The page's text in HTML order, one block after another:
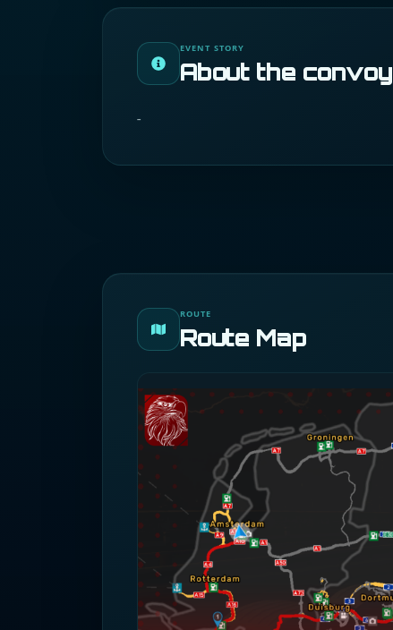
EVENT STORY
About the convoy
-
ROUTE
Route Map